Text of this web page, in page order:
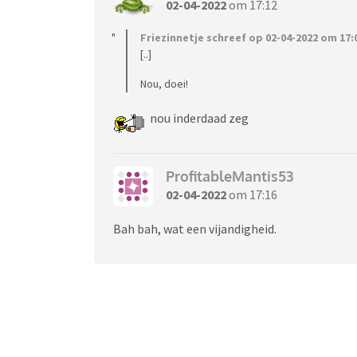
02-04-2022om 17:12
Friezinnetje schreef op 02-04-2022 om
[..]
Nou, doei!
nou inderdaad zeg
ProfitableMantis53
02-04-2022om 17:16
Bah bah, wat een vijandigheid.